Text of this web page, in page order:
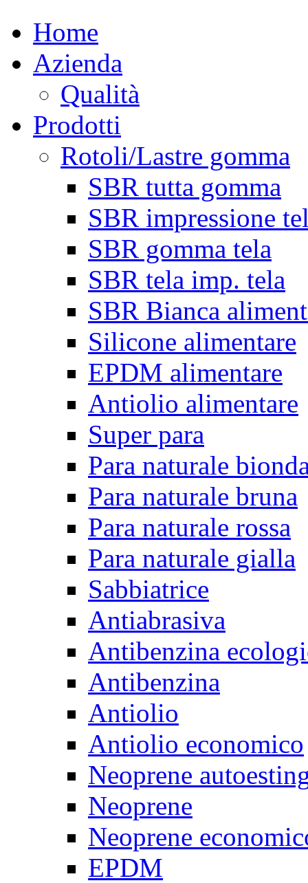
Home
Azienda
Qualità
Prodotti
Rotoli/Lastre gomma
SBR tutta gomma
SBR impressione
SBR gomma tela
SBR tela imp. tela
SBR Bianca
Silicone alimentare
EPDM alimentare
Antiolio alimentare
Super para
Para naturale
Para naturale bruna
Para naturale rossa
Para naturale gialla
Sabbiatrice
Antiabrasiva
Antibenzina
Antibenzina
Antiolio
Antiolio economico
Neoprene
Neoprene
Neoprene
EPDM